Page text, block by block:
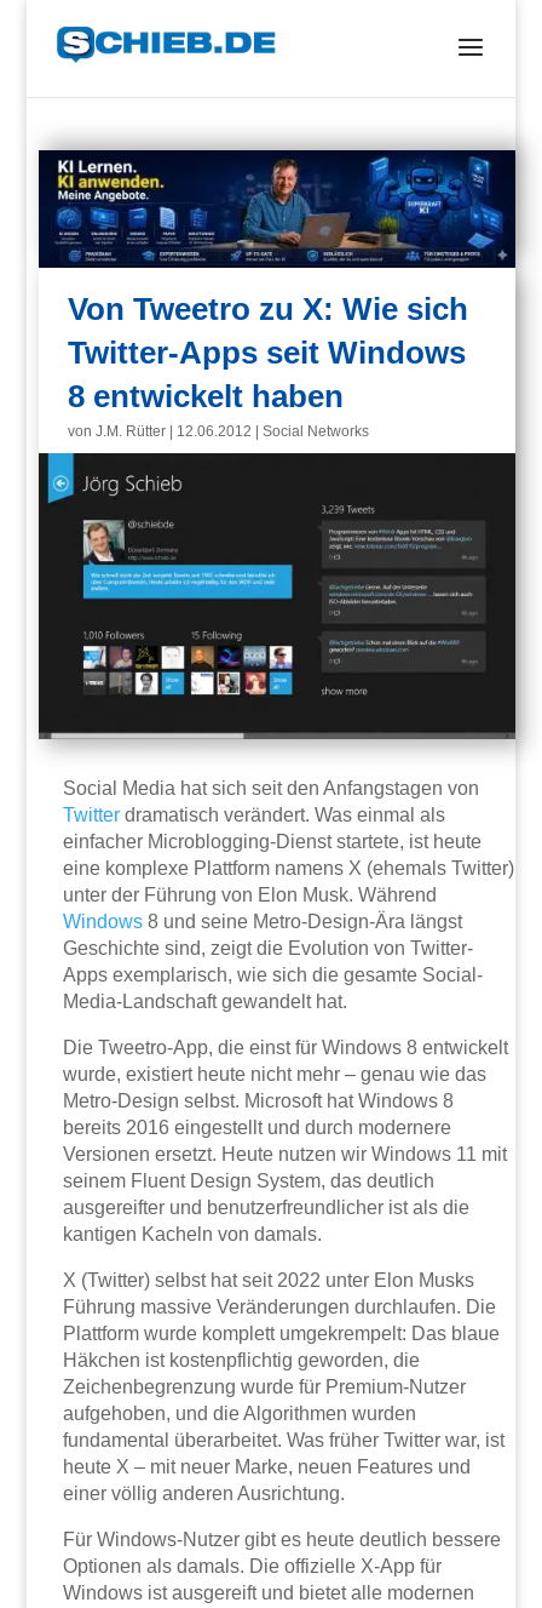
Von Tweetro zu X: Wie sich
Twitter-Apps seit Windows
8 entwickelt haben
vonJ.M. Rütter 12.06.2012 |Social Networks
Social Media hat sich seit den Anfangstagen von
Twitter dramatisch verändert. Was einmal als
einfacher Microblogging-Dienst startete, ist heute
eine komplexe Plattform namens X (ehemals Twitter)
unter der Führung von Elon Musk. Während
Windows 8 und seine Metro-Design-Ära längst
Geschichte sind, zeigt die Evolution von Twitter-
Apps exemplarisch, wie sich die gesamte Social-
Media-Landschaft gewandelt hat.
Die Tweetro-App, die einst für Windows 8 entwickelt
wurde, existiert heute nicht mehr – genau wie das
Metro-Design selbst. Microsoft hat Windows 8
bereits 2016 eingestellt und durch modernere
Versionen ersetzt. Heute nutzen wir Windows 11 mit
seinem Fluent Design System, das deutlich
ausgereifter und benutzerfreundlicher ist als die
kantigen Kacheln von damals.
X (Twitter) selbst hat seit 2022 unter Elon Musks
Führung massive Veränderungen durchlaufen. Die
Plattform wurde komplett umgekrempelt: Das blaue
Häkchen ist kostenpflichtig geworden, die
Zeichenbegrenzung wurde für Premium-Nutzer
aufgehoben, und die Algorithmen wurden
fundamental überarbeitet. Was früher Twitter war, ist
heute X – mit neuer Marke, neuen Features und
einer völlig anderen Ausrichtung.
Für Windows-Nutzer gibt es heute deutlich bessere
Optionen als damals. Die offizielle X-App für
Windows ist ausgereift und bietet alle modernen